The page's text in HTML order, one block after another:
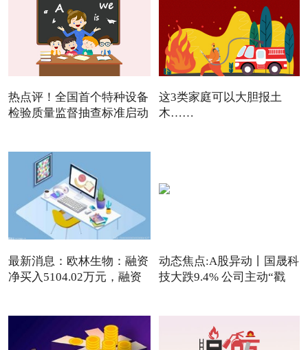
热点评！全国首个特种设备
检验质量监督抽查标准启动
这3类家庭可以大胆报土
木……
最新消息：欧林生物：融资
净买入5104.02万元，融资
动态焦点:A股异动丨国晟科
技大跌9.4% 公司主动“戳